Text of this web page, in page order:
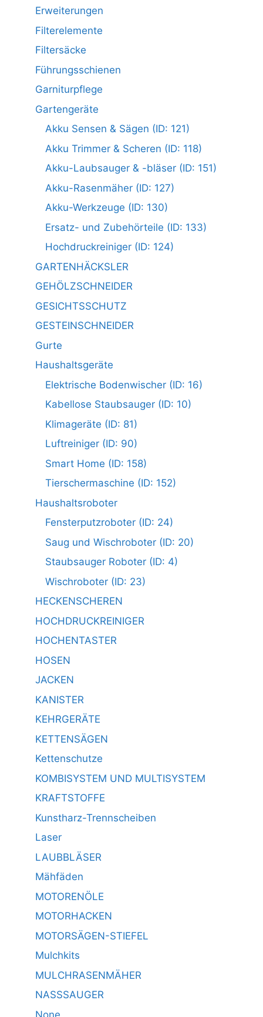
Erweiterungen
Filterelemente
Filtersäcke
Führungsschienen
Garniturpflege
Gartengeräte
Akku Sensen & Sägen (ID: 121)
Akku Trimmer & Scheren (ID: 118)
Akku-Laubsauger & -bläser (ID: 151)
Akku-Rasenmäher (ID: 127)
Akku-Werkzeuge (ID: 130)
Ersatz- und Zubehörteile (ID: 133)
Hochdruckreiniger (ID: 124)
GARTENHÄCKSLER
GEHÖLZSCHNEIDER
GESICHTSSCHUTZ
GESTEINSCHNEIDER
Gurte
Haushaltsgeräte
Elektrische Bodenwischer (ID: 16)
Kabellose Staubsauger (ID: 10)
Klimageräte (ID: 81)
Luftreiniger (ID: 90)
Smart Home (ID: 158)
Tierschermaschine (ID: 152)
Haushaltsroboter
Fensterputzroboter (ID: 24)
Saug und Wischroboter (ID: 20)
Staubsauger Roboter (ID: 4)
Wischroboter (ID: 23)
HECKENSCHEREN
HOCHDRUCKREINIGER
HOCHENTASTER
HOSEN
JACKEN
KANISTER
KEHRGERÄTE
KETTENSÄGEN
Kettenschutze
KOMBISYSTEM UND MULTISYSTEM
KRAFTSTOFFE
Kunstharz-Trennscheiben
Laser
LAUBBLÄSER
Mähfäden
MOTORENÖLE
MOTORHACKEN
MOTORSÄGEN-STIEFEL
Mulchkits
MULCHRASENMÄHER
NASSSAUGER
None